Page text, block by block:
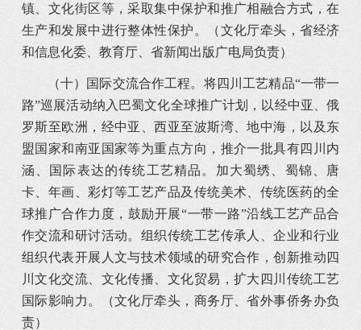
镇、文化街区等，采取集中保护和推广相融合方式，在
生产和发展中进行整体性保护。（文化厅牵头，省经济
和信息化委、教育厅、省新闻出版广电局负责）
（十）国际交流合作工程。将四川工艺精品“一带一
路”巡展活动纳入巴蜀文化全球推广计划，以经中亚、俄
罗斯至欧洲，经中亚、西亚至波斯湾、地中海，以及东
盟国家和南亚国家等为重点方向，推介一批具有四川内
涵、国际表达的传统工艺精品。加大蜀绣、蜀锦、唐
卡、年画、彩灯等工艺产品及传统美术、传统医药的全
球推广合作力度，鼓励开展“一带一路”沿线工艺产品合
作交流和研讨活动。组织传统工艺传承人、企业和行业
组织代表开展人文与技术领域的研究合作，创新推动四
川文化交流、文化传播、文化贸易，扩大四川传统工艺
国际影响力。（文化厅牵头，商务厅、省外事侨务办负
责）